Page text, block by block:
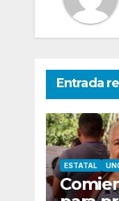
Entrada
ESTATAL